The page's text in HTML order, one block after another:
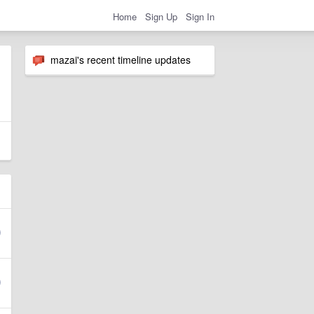
Home Sign Up Sign In
mazai's recent timeline updates